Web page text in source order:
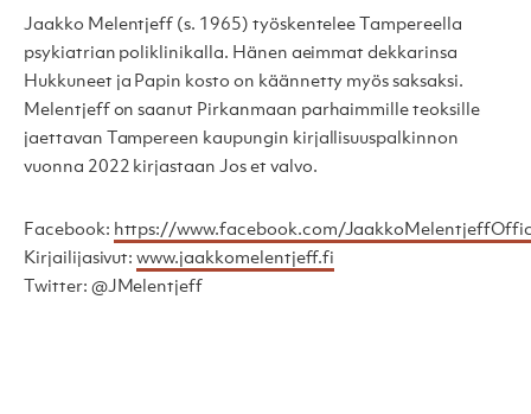
Jaakko Melentjeff (s. 1965) työskentelee Tampereella
psykiatrian poliklinikalla. Hänen aeimmat dekkarinsa
Hukkuneet ja Papin kosto on käännetty myös saksaksi.
Melentjeff on saanut Pirkanmaan parhaimmille teoksille
jaettavan Tampereen kaupungin kirjallisuuspalkinnon
vuonna 2022 kirjastaan Jos et valvo.
Facebook: https://www.facebook.com/
Kirjailijasivut:www.jaakkomelentjeff.fi
Twitter: @JMelentjeff